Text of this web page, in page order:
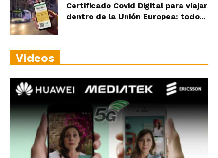
Certificado Covid Digital para viajar
dentro de la Unión Europea: todo...
Vídeos